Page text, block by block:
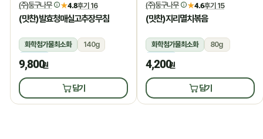
(주)둥구나무 ★4.8후기 16
(맛찬)발효청매실고추장무침
화학첨가물최소화
140g
냉장
9,800원
담기
(주)둥구나무 ★4.6후기 15
(맛찬)지리멸치볶음
화학첨가물최소화
80g
냉장
4,200원
담기